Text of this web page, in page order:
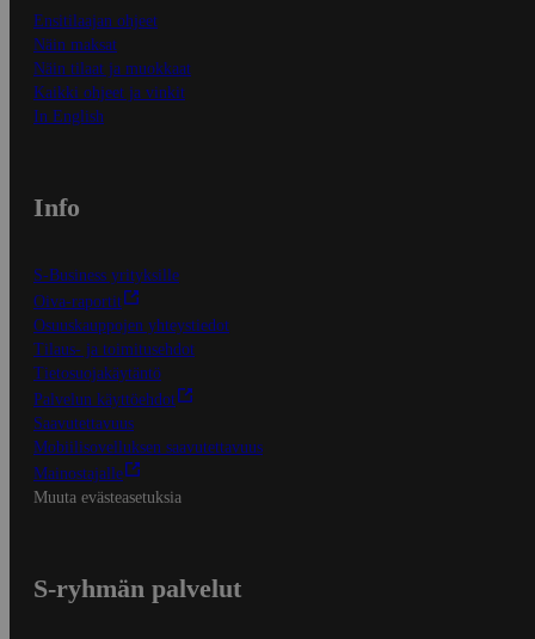
Ensitilaajan ohjeet
Näin maksat
Näin tilaat ja muokkaat
Kaikki ohjeet ja vinkit
In English
Info
S-Business yrityksille
Oiva-raportit
Osuuskauppojen yhteystiedot
Tilaus- ja toimitusehdot
Tietosuojakäytäntö
Palvelun käyttöehdot
Saavutettavuus
Mobiilisovelluksen saavutettavuus
Mainostajalle
Muuta evästeasetuksia
S-ryhmän palvelut